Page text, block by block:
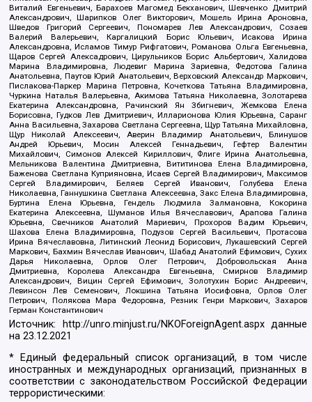
Виталий Евгеньевич, Барахоев Магомед Бекханович, Шевченко Дмитрий
Александрович, Шарипков Олег Викторович, Мошель Ирина Ароновна,
Шведов Григорий Сергеевич, Пономарев Лев Александрович, Созаев
Валерий Валерьевич, Каргалицкий Борис Юльевич, Исакова Ирина
Александровна, Исламов Тимур Рифгатович, Романова Ольга Евгеньевна,
Щаров Сергей Алексадрович, Цирульников Борис Альбертович, Халидова
Марина Владимировна, Людевиг Марина Зариевна, Федотова Галина
Анатольевна, Паутов Юрий Анатольевич, Верховский Александр Маркович,
Пислакова-Паркер Марина Петровна, Кочеткова Татьяна Владимировна,
Чуркина Наталья Валерьевна, Акимова Татьяна Николаевна, Золотарева
Екатерина Александровна, Рачинский Ян Збигневич, Жемкова Елена
Борисовна, Гудков Лев Дмитриевич, Илларионова Юлия Юрьевна, Саранг
Анна Васильевна, Захарова Светлана Сергеевна, Щур Татьяна Михайловна,
Щур Николай Алексеевич, Аверин Владимир Анатольевич, Блинушов
Андрей Юрьевич, Мосин Алексей Геннадьевич, Гефтер Валентин
Михайлович, Симонов Алексей Кириллович, Флиге Ирина Анатольевна,
Мельникова Валентина Дмитриевна, Вититинова Елена Владимировна,
Баженова Светлана Куприяновна, Исаев Сергей Владимирович, Максимов
Сергей Владимирович, Беляев Сергей Иванович, Голубева Елена
Николаевна, Ганнушкина Светлана Алексеевна, Закс Елена Владимировна,
Буртина Елена Юрьевна, Гендель Людмила Залмановна, Кокорина
Екатерина Алексеевна, Шуманов Илья Вячеславович, Арапова Галина
Юрьевна, Свечников Анатолий Мариевич, Прохоров Вадим Юрьевич,
Шахова Елена Владимировна, Подузов Сергей Васильевич, Протасова
Ирина Вячеславовна, Литинский Леонид Борисович, Лукашевский Сергей
Маркович, Бахмин Вячеслав Иванович, Шабад Анатолий Ефимович, Сухих
Дарья Николаевна, Орлов Олег Петрович, Добровольская Анна
Дмитриевна, Королева Александра Евгеньевна, Смирнов Владимир
Александрович, Вицин Сергей Ефимович, Золотухин Борис Андреевич,
Левинсон Лев Семенович, Локшина Татьяна Иосифовна, Орлов Олег
Петрович, Полякова Мара Федоровна, Резник Генри Маркович, Захаров
Герман Константинович
Источник: http://unro.minjust.ru/NKOForeignAgent.aspxданные
на23.12.2021
* Единый федеральный список организаций, в том числе
иностранных и международных организаций, признанных в
соответствии с законодательством Российской Федерации
террористическими: